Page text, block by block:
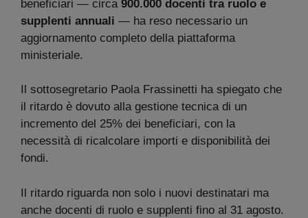
beneficiari — circa 900.000 docenti tra ruolo e
supplenti annuali — ha reso necessario un
aggiornamento completo della piattaforma
ministeriale.
Il sottosegretario Paola Frassinetti ha spiegato che
il ritardo è dovuto alla gestione tecnica di un
incremento del 25% dei beneficiari, con la
necessità di ricalcolare importi e disponibilità dei
fondi.
Il ritardo riguarda non solo i nuovi destinatari ma
anche docenti di ruolo e supplenti fino al 31 agosto.